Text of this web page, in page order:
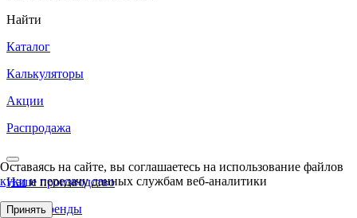
Найти
Каталог
Калькуляторы
Акции
Распродажа
Наше производство
Наши бренды
Оставаясь на сайте, вы соглашаетесь на использование файлов
кукии передачу данных службам веб-аналитики
Принять